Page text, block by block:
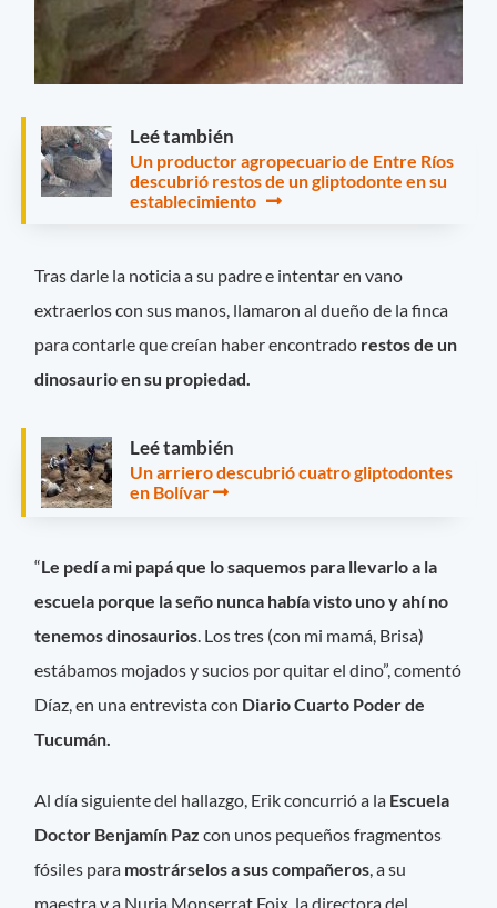
Leé también
Un productor agropecuario de Entre Ríos
descubrió restos de un gliptodonte en su
establecimiento
Tras darle la noticia a su padre e intentar en vano
extraerlos con sus manos, llamaron al dueño de la finca
para contarle que creían haber encontrado restos de un
dinosaurio en su propiedad.
Leé también
Un arriero descubrió cuatro gliptodontes
en Bolívar
“Le pedí a mi papá que lo saquemos para llevarlo a la
escuela porque la seño nunca había visto uno y ahí no
tenemos dinosaurios. Los tres (con mi mamá, Brisa)
estábamos mojados y sucios por quitar el dino”, comentó
Díaz, en una entrevista con Diario Cuarto Poder de
Tucumán.
Al día siguiente del hallazgo, Erik concurrió a la Escuela
Doctor Benjamín Paz con unos pequeños fragmentos
fósiles para mostrárselos a sus compañeros, a su
maestra y a Nuria Monserrat Foix, la directora del